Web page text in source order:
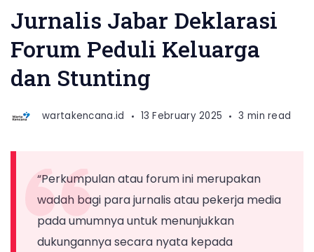
mendeklarasikan
berdirinya
Perkumpulan
Jurnalis
Keluarga
Barat
Forum
Perangkat
Jurnalis Jabar Deklarasi
Forum Peduli Keluarga
dan Stunting
wartakencana.id 13 February 2025 3 min read
“Perkumpulan atau forum ini merupakan
wadah bagi para jurnalis atau pekerja media
pada umumnya untuk menunjukkan
dukungannya secara nyata kepada